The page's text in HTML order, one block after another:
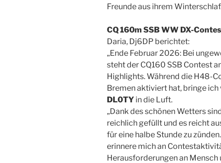
Freunde aus ihrem
CQ 160m SSB WW DX-
Daria, Dj6DP berichtet:
„Ende Februar 2026: Bei
steht der CQ160 SSB Contest
Highlights. Während die H48-
Bremen aktiviert hat, bringe
DL0TY in die Luft.
„Dank des schönen Wetters
reichlich gefüllt und es reicht
für eine halbe Stunde zu
erinnere mich an
Herausforderungen an